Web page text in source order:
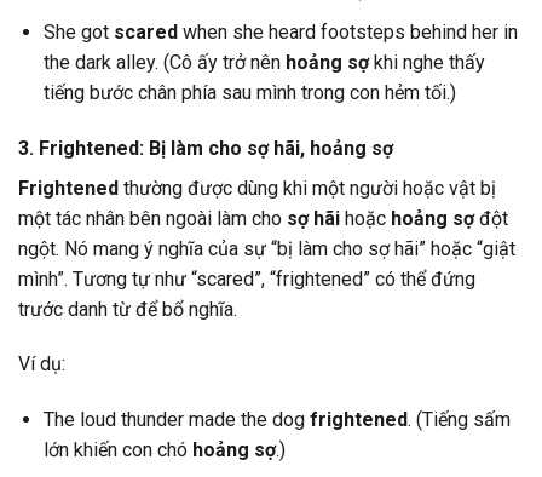
She got scaredwhen she heard footsteps behind her in
the dark alley. (Cô ấy trở nên hoảng sợkhi nghe thấy
tiếng bước chân phía sau mình trong con hẻm tối.)
3. Frightened: Bị làm cho sợ hãi, hoảng sợ
Frightened thường được dùng khi một người hoặc vật bị
một tác nhân bên ngoài làm cho sợ hãi hoặc hoảng sợđột
ngột. Nó mang ý nghĩa của sự “bị làm cho sợ hãi” hoặc “giật
mình”. Tương tự như “scared”, “frightened” có thể đứng
trước danh từ để bổ nghĩa.
Ví dụ:
The loud thunder made the dog frightened. (Tiếng sấm
lớn khiến con chó hoảng sợ.)